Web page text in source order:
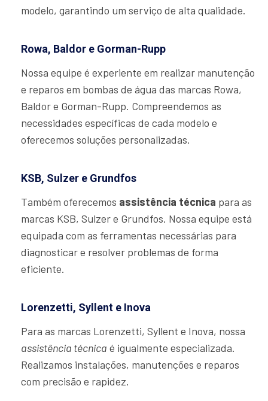
modelo, garantindo um serviço de alta qualidade.
Rowa, Baldor e Gorman-Rupp
Nossa equipe é experiente em realizar manutenção
e reparos em bombas de água das marcas Rowa,
Baldor e Gorman-Rupp. Compreendemos as
necessidades específicas de cada modelo e
oferecemos soluções personalizadas.
KSB, Sulzer e Grundfos
Também oferecemos assistência técnica para as
marcas KSB, Sulzer e Grundfos. Nossa equipe está
equipada com as ferramentas necessárias para
diagnosticar e resolver problemas de forma
eficiente.
Lorenzetti, Syllent e Inova
Para as marcas Lorenzetti, Syllent e Inova, nossa
assistência técnica é igualmente especializada.
Realizamos instalações, manutenções e reparos
com precisão e rapidez.